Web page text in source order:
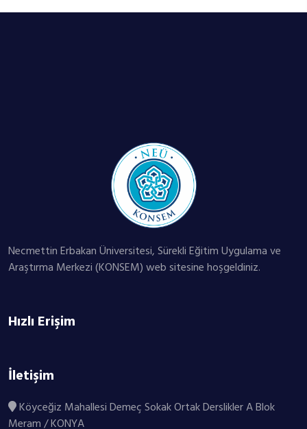
Necmettin Erbakan Üniversitesi, Sürekli Eğitim Uygulama ve
Araştırma Merkezi (KONSEM) web sitesine hoşgeldiniz.
Hızlı Erişim
İletişim
Köyceğiz Mahallesi Demeç Sokak Ortak Derslikler A Blok
Meram / KONYA